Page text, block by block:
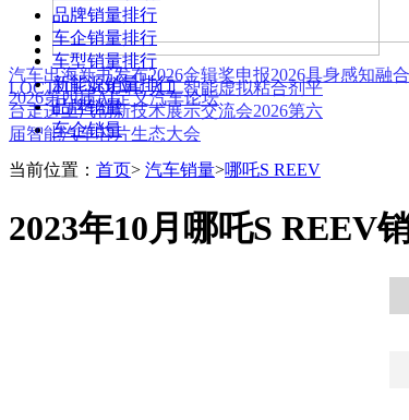
汽车出海新书发布2026金辑奖申报2026具身感知融
2026第四届AI定义汽车论坛
LOCTITE SOLVE 人工智能虚拟粘合剂平
台走进上汽创新技术展示交流会2026第六
届智能汽车芯片生态大会
品牌销量排行
车企销量排行
车型销量排行
新能源销量排行
品牌销量
车企销量
当前位置： 首页> 汽车销量>哪吒S REEV
2023年10月哪吒S REEV